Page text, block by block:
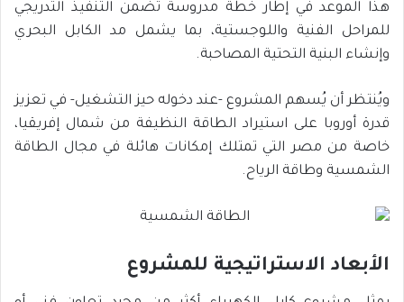
هذا الموعد في إطار خطة مدروسة تضمن التنفيذ التدريجي
للمراحل الفنية واللوجستية، بما يشمل مد الكابل البحري
وإنشاء البنية التحتية المصاحبة.
ويُنتظر أن يُسهم المشروع -عند دخوله حيز التشغيل- في تعزيز
قدرة أوروبا على استيراد الطاقة النظيفة من شمال إفريقيا،
خاصة من مصر التي تمتلك إمكانات هائلة في مجال الطاقة
الشمسية وطاقة الرياح.
الأبعاد الاستراتيجية للمشروع